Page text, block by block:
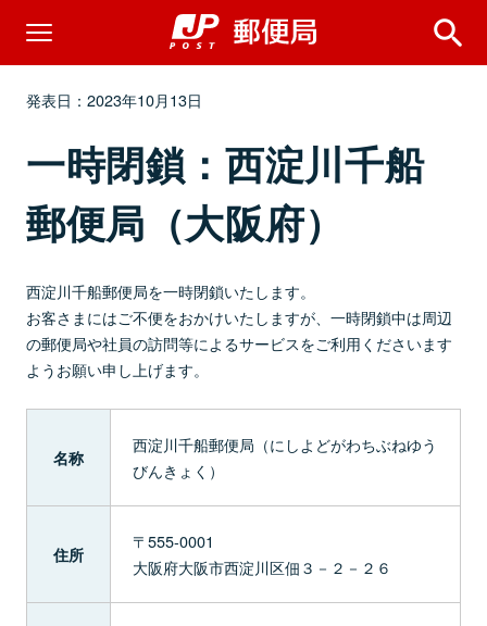
発表日：2023年10月13日
一時閉鎖：西淀川千船
郵便局（大阪府）
西淀川千船郵便局を一時閉鎖いたします。
お客さまにはご不便をおかけいたしますが、一時閉鎖中は周辺
の郵便局や社員の訪問等によるサービスをご利用くださいます
ようお願い申し上げます。
名称
西淀川千船郵便局（にしよどがわちぶねゆう
びんきょく）
住所
〒555-0001
大阪府大阪市西淀川区佃３－２－２６